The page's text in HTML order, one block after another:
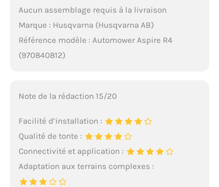
Aucun assemblage requis à la livraison
Marque : Husqvarna (Husqvarna AB)
Référence modèle : Automower Aspire R4
(970840812)
Note de la rédaction 15/20
Facilité d’installation :
Qualité de tonte :
Connectivité et application :
Adaptation aux terrains complexes :